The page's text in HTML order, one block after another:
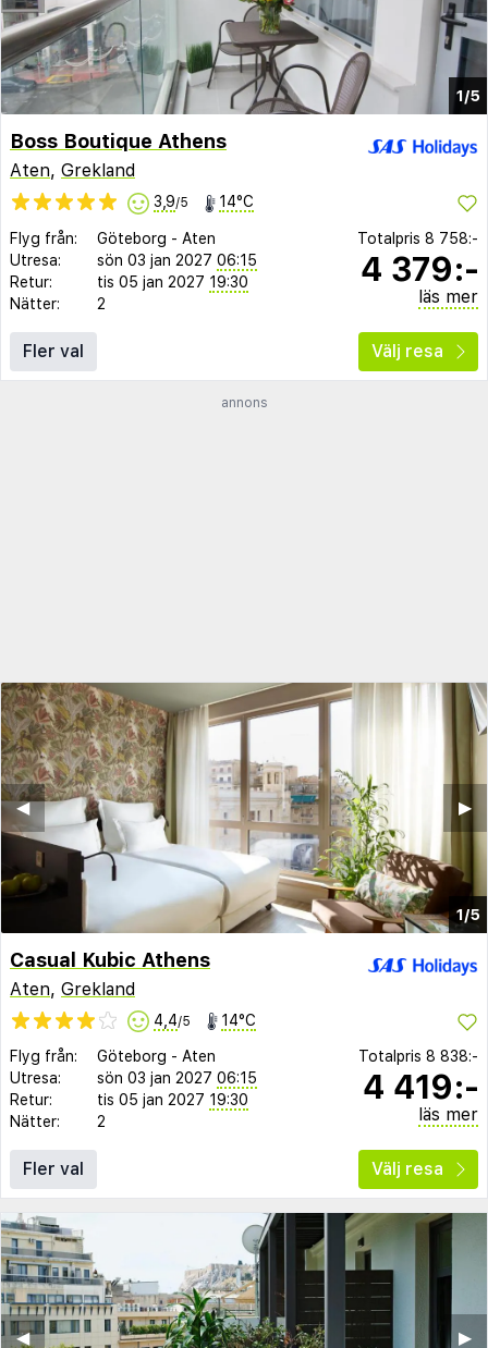
1/5
Boss Boutique Athens
Aten, Grekland
3,9/5 14°C
Flyg från: Göteborg - Aten
Utresa:
sön 03 jan 2027 06:15
Retur:
tis 05 jan 2027 19:30
Nätter:
2
Totalpris 8 758:-
4 379:-
läs mer
Fler val Välj resa
annons
1/5
▶︎
◀︎
Casual Kubic Athens
Aten, Grekland
4,4/5 14°C
Flyg från: Göteborg - Aten
Utresa:
sön 03 jan 2027 06:15
Retur:
tis 05 jan 2027 19:30
Nätter:
2
Totalpris 8 838:-
4 419:-
läs mer
Fler val Välj resa
▶︎
◀︎